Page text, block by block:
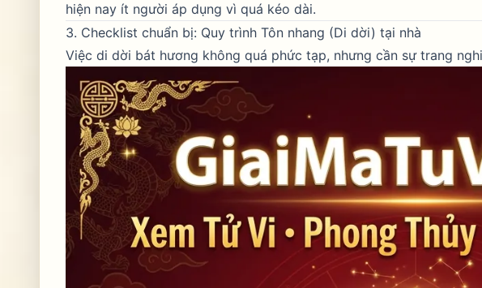
hiện nay ít người áp dụng vì quá kéo dài.
3. Checklist chuẩn bị: Quy trình Tôn nhang (Di dời) tại nhà
Việc di dời bát hương không quá phức tạp, nhưng cần sự trang